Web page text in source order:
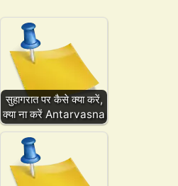
सुहागरात पर कैसे क्या करें,
क्या ना करें Antarvasna